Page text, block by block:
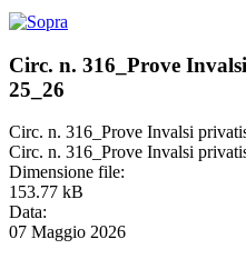
Circ. n. 316_Prove
25_26
Circ. n. 316_Prove Invalsi
Circ. n. 316_Prove Invalsi
Dimensione file:
153.77 kB
Data:
07 Maggio 2026